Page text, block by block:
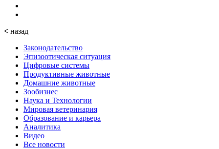
< назад
Законодательство
Эпизоотическая ситуация
Цифровые системы
Продуктивные животные
Домашние животные
Зообизнес
Наука и Технологии
Мировая ветеринария
Образование и карьера
Аналитика
Видео
Все новости